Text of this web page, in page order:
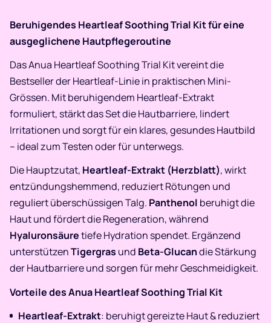
Beruhigendes Heartleaf Soothing Trial Kit für eine
ausgeglichene Hautpflegeroutine
Das Anua Heartleaf Soothing Trial Kit vereint die
Bestseller der Heartleaf-Linie in praktischen Mini-
Grössen. Mit beruhigendem Heartleaf-Extrakt
formuliert, stärkt das Set die Hautbarriere, lindert
Irritationen und sorgt für ein klares, gesundes Hautbild
– ideal zum Testen oder für unterwegs.
Die Hauptzutat, Heartleaf-Extrakt (Herzblatt), wirkt
entzündungshemmend, reduziert Rötungen und
reguliert überschüssigen Talg. Panthenol beruhigt die
Haut und fördert die Regeneration, während
Hyaluronsäuretiefe Hydration spendet. Ergänzend
unterstützenTigergras und Beta-Glucandie Stärkung
der Hautbarriere und sorgen für mehr Geschmeidigkeit.
Vorteile des Anua Heartleaf Soothing Trial Kit
Heartleaf-Extrakt: beruhigt gereizte Haut & reduziert